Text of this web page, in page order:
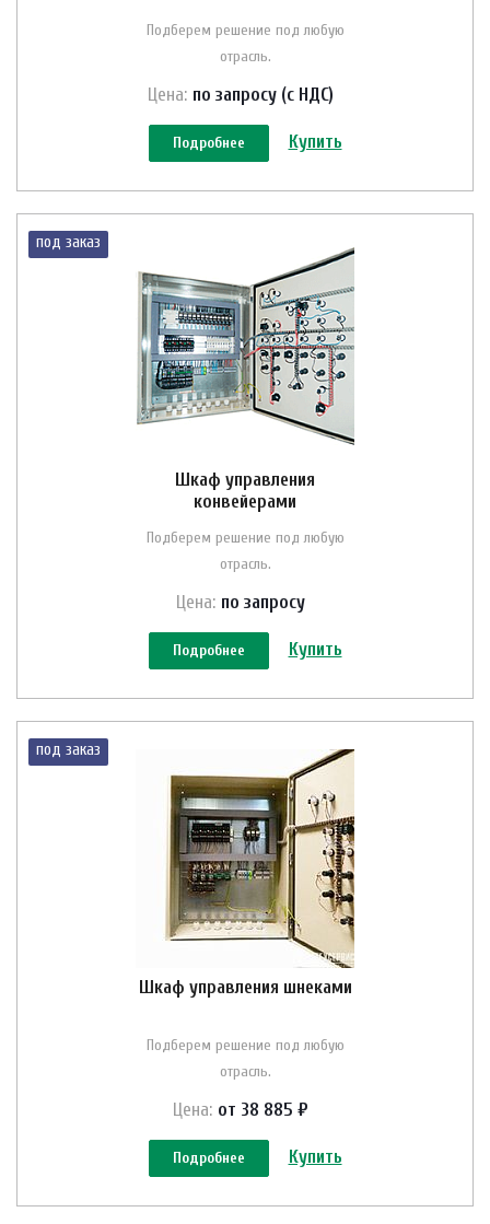
Подберем решение под любую
отрасль.
Цена: по запросу (с НДС)
Подробнее Купить
под заказ
Шкаф управления
конвейерами
Подберем решение под любую
отрасль.
Цена: по запросу
Подробнее Купить
под заказ
Шкаф управления шнеками
Подберем решение под любую
отрасль.
Цена: от 38 885 ₽
Подробнее Купить